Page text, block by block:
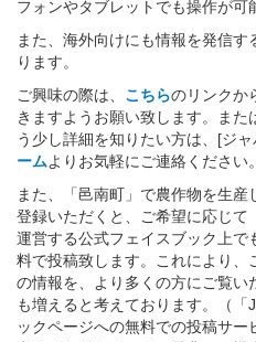
フォンやタブレットでも操作が可
また、海外向けにも情報を発信
ります。
ご興味の際は、 こちらのリンクか
きますようお願い致します。また
う少し詳細を知りたい方は、[ジ
ームよりお気軽にご連絡ください。
また、「邑南町」で農作物を生
登録いただくと、ご希望に応じ
運営する公式フェイスブック上
料で投稿致します。これにより、
の情報を、より多くの方にご覧い
も増えると考えております。（
ックページへの無料での投稿サー